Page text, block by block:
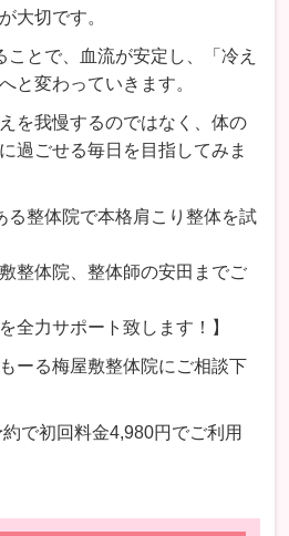
大切です。
ことで、血流が安定し、「冷え
と変わっていきます。
を我慢するのではなく、体の
過ごせる毎日を目指してみま
る整体院で本格肩こり整体を試
整体院、整体師の安田までご
全力サポート致します！】
ーる梅屋敷整体院にご相談下
で初回料金4,980円でご利用